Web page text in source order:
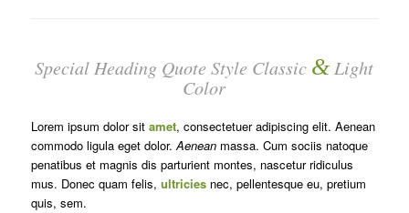
Special Heading Quote Style Classic &Light
Color
Lorem ipsum dolor sit amet, consectetuer adipiscing elit. Aenean
commodo ligula eget dolor.Aeneanmassa. Cum sociis natoque
penatibus et magnis dis parturient montes, nascetur ridiculus
mus. Donec quam felis, ultriciesnec, pellentesque eu, pretium
quis, sem.